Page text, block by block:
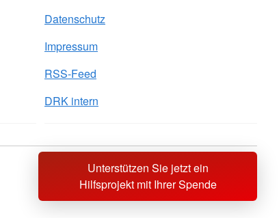
Unterstützen Sie jetzt ein
Hilfsprojekt mit Ihrer Spende
Datenschutz
Impressum
RSS-Feed
DRK intern
Sprache wechseln zu